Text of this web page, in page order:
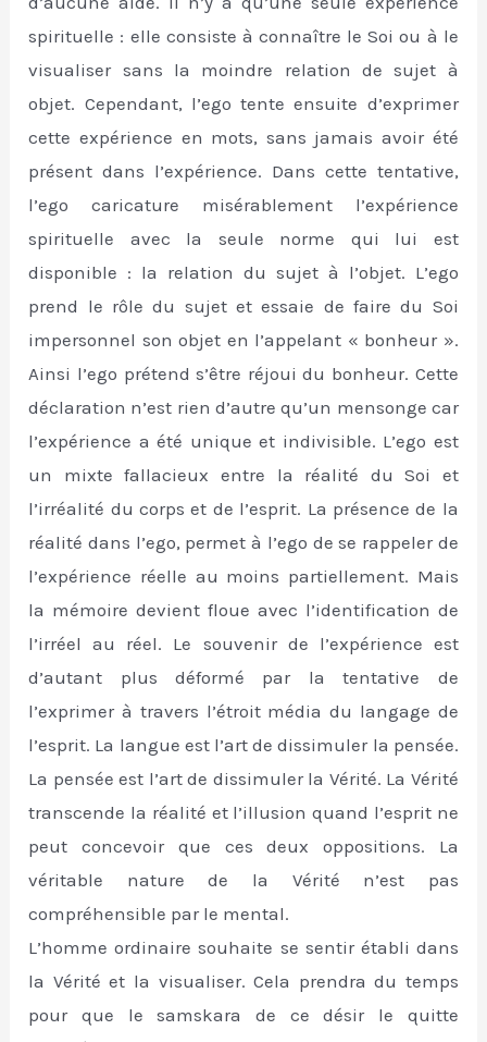
spirituelle : elle consiste à connaître le Soi ou à le
visualiser sans la moindre relation de sujet à
objet. Cependant, l’ego tente ensuite d’exprimer
cette expérience en mots, sans jamais avoir été
présent dans l’expérience. Dans cette tentative,
l’ego caricature misérablement l’expérience
spirituelle avec la seule norme qui lui est
disponible : la relation du sujet à l’objet. L’ego
prend le rôle du sujet et essaie de faire du Soi
impersonnel son objet en l’appelant « bonheur ».
Ainsi l’ego prétend s’être réjoui du bonheur. Cette
déclaration n’est rien d’autre qu’un mensonge car
l’expérience a été unique et indivisible. L’ego est
un mixte fallacieux entre la réalité du Soi et
l’irréalité du corps et de l’esprit. La présence de la
réalité dans l’ego, permet à l’ego de se rappeler de
l’expérience réelle au moins partiellement. Mais
la mémoire devient floue avec l’identification de
l’irréel au réel. Le souvenir de l’expérience est
d’autant plus déformé par la tentative de
l’exprimer à travers l’étroit média du langage de
l’esprit. La langue est l’art de dissimuler la pensée.
La pensée est l’art de dissimuler la Vérité. La Vérité
transcende la réalité et l’illusion quand l’esprit ne
peut concevoir que ces deux oppositions. La
véritable nature de la Vérité n’est pas
compréhensible par le mental.
L’homme ordinaire souhaite se sentir établi dans
la Vérité et la visualiser. Cela prendra du temps
pour que le samskara de ce désir le quitte